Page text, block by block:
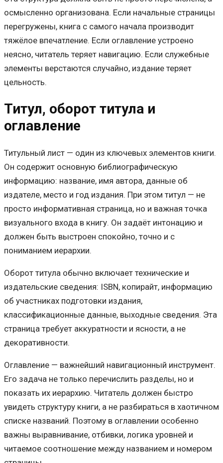
осмысленно организована. Если начальные страницы
перегружены, книга с самого начала производит
тяжёлое впечатление. Если оглавление устроено
неясно, читатель теряет навигацию. Если служебные
элементы верстаются случайно, издание теряет
цельность.
Титул, оборот титула и
оглавление
Титульный лист — один из ключевых элементов книги.
Он содержит основную библиографическую
информацию: название, имя автора, данные об
издателе, место и год издания. При этом титул — не
просто информативная страница, но и важная точка
визуального входа в книгу. Он задаёт интонацию и
должен быть выстроен спокойно, точно и с
пониманием иерархии.
Оборот титула обычно включает технические и
издательские сведения: ISBN, копирайт, информацию
об участниках подготовки издания,
классификационные данные, выходные сведения. Эта
страница требует аккуратности и ясности, а не
декоративности.
Оглавление — важнейший навигационный инструмент.
Его задача не только перечислить разделы, но и
показать их иерархию. Читатель должен быстро
увидеть структуру книги, а не разбираться в хаотичном
списке названий. Поэтому в оглавлении особенно
важны выравнивание, отбивки, логика уровней и
читаемое соотношение между названием и номером